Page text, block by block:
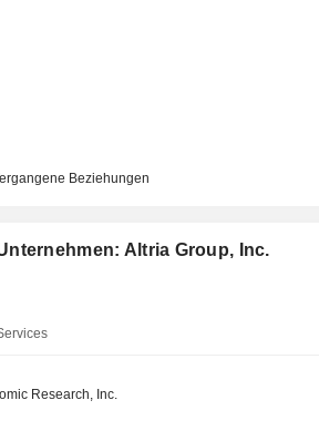
INC.
INC.
(HK) COMPANY LIMITED
Beziehungen
Altria Group, Inc.
Research, Inc.